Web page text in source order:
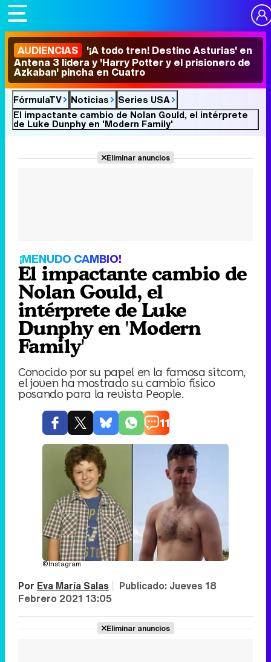
AUDIENCIAS '¡A todo tren! Destino Asturias' en
Antena 3 lidera y 'Harry Potter y el prisionero de
Azkaban' pincha en Cuatro
FórmulaTV Noticias
Series USA
El impactante cambio de Nolan Gould, el intérprete
de Luke Dunphy en 'Modern Family'
Eliminar anuncios
¡MENUDO CAMBIO!
El impactante cambio de
Nolan Gould, el
intérprete de Luke
Dunphy en 'Modern
Family'
Conocido por su papel en la famosa sitcom,
el joven ha mostrado su cambio físico
posando para la revista People.
11
©Instagram
Por Eva María Salas | Publicado: Jueves 18
Febrero 2021 13:05
Eliminar anuncios